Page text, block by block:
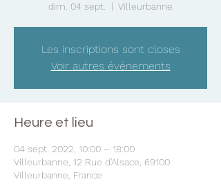
dim. 04 sept.
  |
Villeurbanne
Les inscriptions sont closes
Voir autres événements
Heure et lieu
04 sept. 2022, 10:00 – 18:00
Villeurbanne, 12 Rue d'Alsace, 69100
Villeurbanne, France